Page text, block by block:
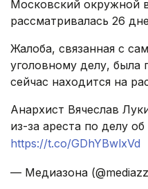
Московский окружной
рассматривалась 26
Жалоба, связанная с
уголовному делу,
сейчас находится на
Анархист Вячеслав
из-за ареста по делу
https://t.co/GDhYBwlxVd
— Медиазона